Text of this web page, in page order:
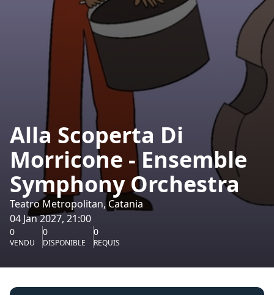
Alla Scoperta Di
Morricone - Ensemble
Symphony Orchestra
Teatro Metropolitan, Catania
04 Jan 2027, 21:00
0
VENDU
0
DISPONIBLE
0
REQUIS